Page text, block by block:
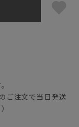
ご注文で当日発送